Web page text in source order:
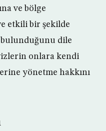
ve bölge
etkili bir şekilde
bulunduğunu dile
onlara kendi
yönetme hakkını